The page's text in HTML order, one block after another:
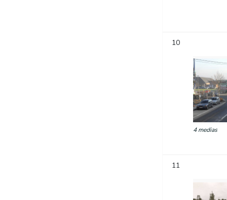
10
4 medias
11